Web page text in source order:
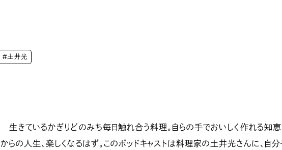
#土井光
生きているかぎりどのみち毎日触れ合う料理。自らの手でおいしく作れる知
からの人生、楽しくなるはず。このポッドキャストは料理家の土井光さんに、自